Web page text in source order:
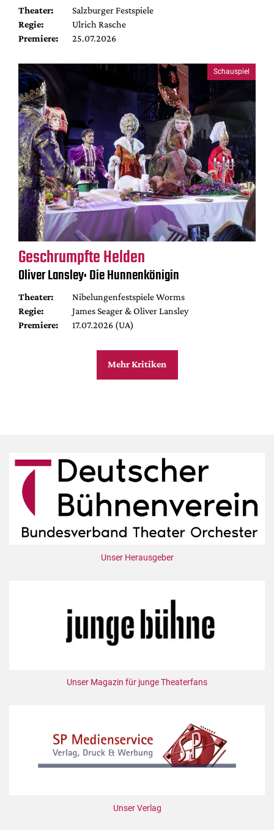
Theater:
Salzburger Festspiele
Regie:
Ulrich Rasche
Premiere:
25.07.2026
Schauspiel
Geschrumpfte Helden
Oliver Lansley: Die Hunnenkönigin
Theater:
Nibelungenfestspiele Worms
Regie:
James Seager & Oliver Lansley
Premiere:
17.07.2026 (UA)
Mehr Kritiken
Unser Herausgeber
Unser Magazin für junge Theaterfans
Unser Verlag